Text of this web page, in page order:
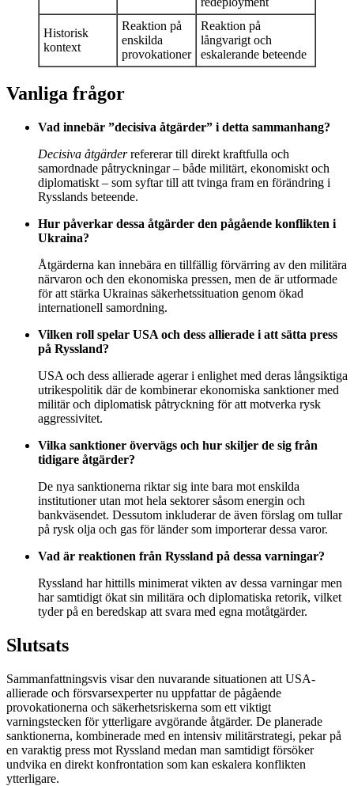
Historisk
kontext
Reaktion på
enskilda
provokationer
Reaktion på
långvarigt och
eskalerande beteende
Vanliga frågor
Vad innebär ”decisiva åtgärder” i detta sammanhang?
Decisiva åtgärderrefererar till direkt kraftfulla och
samordnade påtryckningar – både militärt, ekonomiskt och
diplomatiskt – som syftar till att tvinga fram en förändring i
Rysslands beteende.
Hur påverkar dessa åtgärder den pågående konflikten i
Ukraina?
Åtgärderna kan innebära en tillfällig förvärring av den militära
närvaron och den ekonomiska pressen, men de är utformade
för att stärka Ukrainas säkerhetssituation genom ökad
internationell samordning.
Vilken roll spelar USA och dess allierade i att sätta press
på Ryssland?
USA och dess allierade agerar i enlighet med deras långsiktiga
utrikespolitik där de kombinerar ekonomiska sanktioner med
militär och diplomatisk påtryckning för att motverka rysk
aggressivitet.
Vilka sanktioner övervägs och hur skiljer de sig från
tidigare åtgärder?
De nya sanktionerna riktar sig inte bara mot enskilda
institutioner utan mot hela sektorer såsom energin och
bankväsendet. Dessutom inkluderar de även förslag om tullar
på rysk olja och gas för länder som importerar dessa varor.
Vad är reaktionen från Ryssland på dessa varningar?
Ryssland har hittills minimerat vikten av dessa varningar men
har samtidigt ökat sin militära och diplomatiska retorik, vilket
tyder på en beredskap att svara med egna motåtgärder.
Slutsats
Sammanfattningsvis visar den nuvarande situationen att USA-
allierade och försvarsexperter nu uppfattar de pågående
provokationerna och säkerhetsriskerna som ett viktigt
varningstecken för ytterligare avgörande åtgärder. De planerade
sanktionerna, kombinerade med en intensiv militärstrategi, pekar på
en varaktig press mot Ryssland medan man samtidigt försöker
undvika en direkt konfrontation som kan eskalera konflikten
ytterligare.